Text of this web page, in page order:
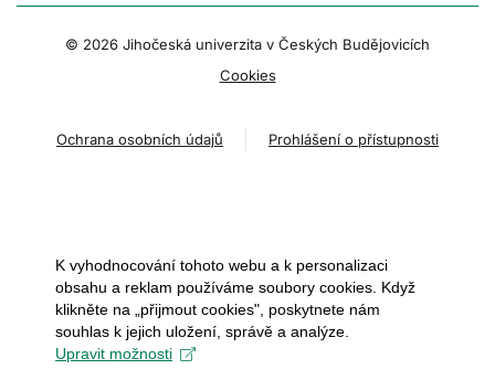
© 2026 Jihočeská univerzita v Českých Budějovicích
Cookies
Ochrana osobních údajů Prohlášení o přístupnosti
K vyhodnocování tohoto webu a k personalizaci
obsahu a reklam používáme soubory cookies. Když
klikněte na „přijmout cookies", poskytnete nám
souhlas k jejich uložení, správě a analýze.
Upravit možnosti